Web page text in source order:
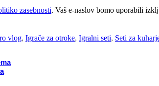
zasebnosti. Vaš e-naslov bomo uporabili
vlog, Igrače za otroke, Igralni seti, Seti za